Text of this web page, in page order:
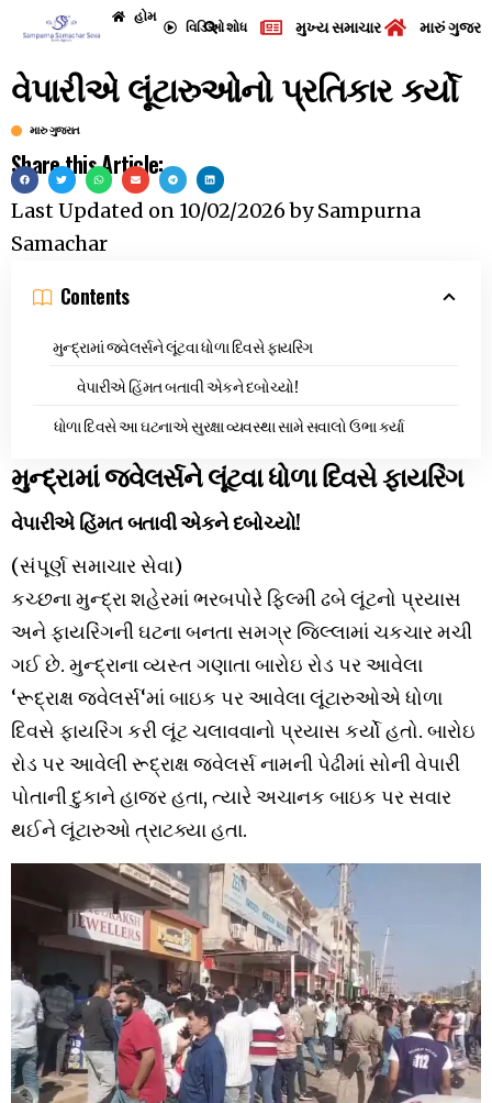
હોમ
વિડિઓશોધ મુખ્ય સમાચાર મારું
વેપારીએ લૂંટારુઓનો પ્રતિકાર કર્યો
મારુ ગુજરાત
Share this Article:
Last Updated on 10/02/2026bySampurna
Samachar
Contents
મુન્દ્રામાં જ્વેલર્સને લૂંટવા ધોળા દિવસે ફાયરિંગ
વેપારીએ હિંમત બતાવી એકને દબોચ્યો!
ધોળા દિવસે આ ઘટનાએ સુરક્ષા વ્યવસ્થા સામે સવાલો ઉભા કર્યા
મુન્દ્રામાં જ્વેલર્સને લૂંટવા ધોળા દિવસે ફાયરિંગ
વેપારીએ હિંમત બતાવી એકને દબોચ્યો!
(સંપૂર્ણ સમાચાર સેવા)
કચ્છના મુન્દ્રા શહેરમાં ભરબપોરે ફિલ્મી ઢબે લૂંટનો પ્રયાસ
અને ફાયરિંગની ઘટના બનતા સમગ્ર જિલ્લામાં ચકચાર મચી
ગઈ છે. મુન્દ્રાના વ્યસ્ત ગણાતા બારોઇ રોડ પર આવેલા
‘રૂદ્રાક્ષ જ્વેલર્સ‘માં બાઇક પર આવેલા લૂંટારુઓએ ધોળા
દિવસે ફાયરિંગ કરી લૂંટ ચલાવવાનો પ્રયાસ કર્યો હતો. બારોઇ
રોડ પર આવેલી રૂદ્રાક્ષ જ્વેલર્સ નામની પેઢીમાં સોની વેપારી
પોતાની દુકાને હાજર હતા, ત્યારે અચાનક બાઇક પર સવાર
થઈને લૂંટારુઓ ત્રાટક્યા હતા.